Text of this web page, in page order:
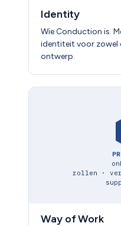
Identity
Wie Conduction is.
identiteit voor zowel
ontwerp.
rollen ·
Way of Work